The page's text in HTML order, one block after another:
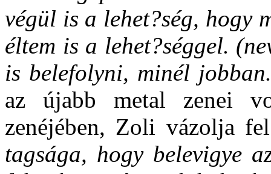
végül is a lehet?ség, hogy
éltem is a lehet?séggel.
is belefolyni, minél
az újabb metal zenei
zenéjében, Zoli vázolja
tagsága, hogy belevigye